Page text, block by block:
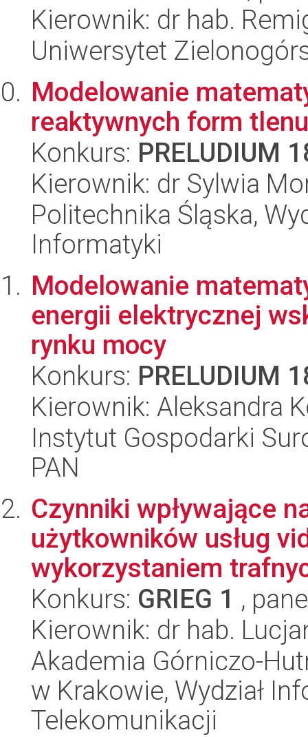
Kierownik: dr hab.
Uniwersytet
Modelowanie
reaktywnych form
Konkurs: PRELUDIUM
Kierownik: dr Sylwia
Politechnika Śląska,
Informatyki
Modelowanie
energii elektrycznej
rynku mocy
Konkurs: PRELUDIUM
Kierownik: Aleksandra
Instytut Gospodarki
PAN
Czynniki wpływające
użytkowników usług
wykorzystaniem
Konkurs: GRIEG 1 ,
Kierownik: dr hab.
Akademia Górniczo-
w Krakowie, Wydział
Telekomunikacji